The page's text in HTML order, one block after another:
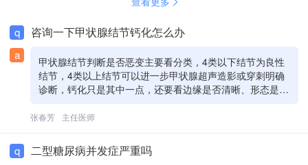
q 咨询一下甲状腺结节钙化怎么办
a
甲状腺结节判断是否恶变主要看分类，4类以下结节为良性
结节，4类以上结节可以进一步甲状腺超声造影或穿刺明确
诊断，钙化只是其中一点，还要看边缘是否清晰、形态是否
条不能判断为恶性
张春芳 主任医师
q 二型糖尿病并发症严重吗